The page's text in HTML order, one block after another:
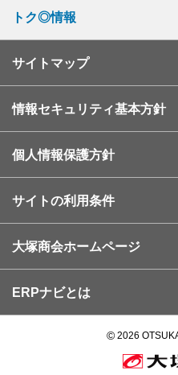
トク◎情報
サイトマップ
情報セキュリティ基本方針
個人情報保護方針
サイトの利用条件
大塚商会ホームページ
ERPナビとは
©2026